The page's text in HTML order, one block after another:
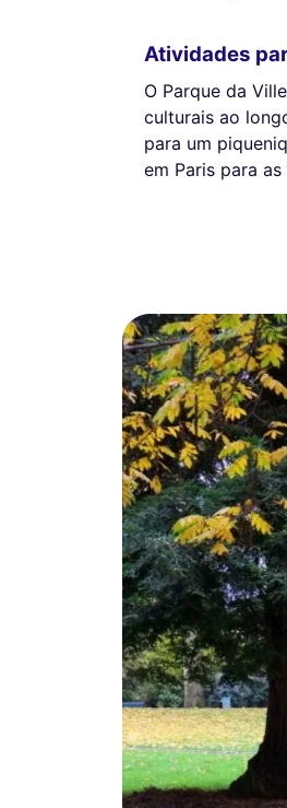
Atividades
O Parque da
culturais ao
para um
em Paris para as